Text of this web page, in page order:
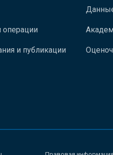
и публикации